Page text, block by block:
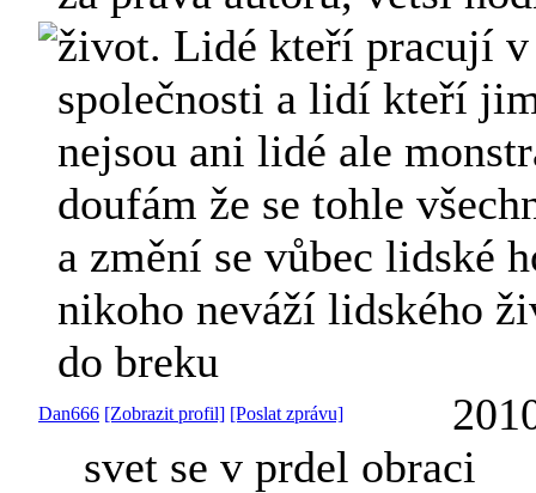
život. Lidé kteří pracují v
společnosti a lidí kteří
nejsou ani lidé ale
doufám že se tohle
a změní se vůbec lidské
nikoho neváží lidského
do breku
Dan666 [Zobrazit profil] [Poslat zprávu]
svet se v prdel obraci